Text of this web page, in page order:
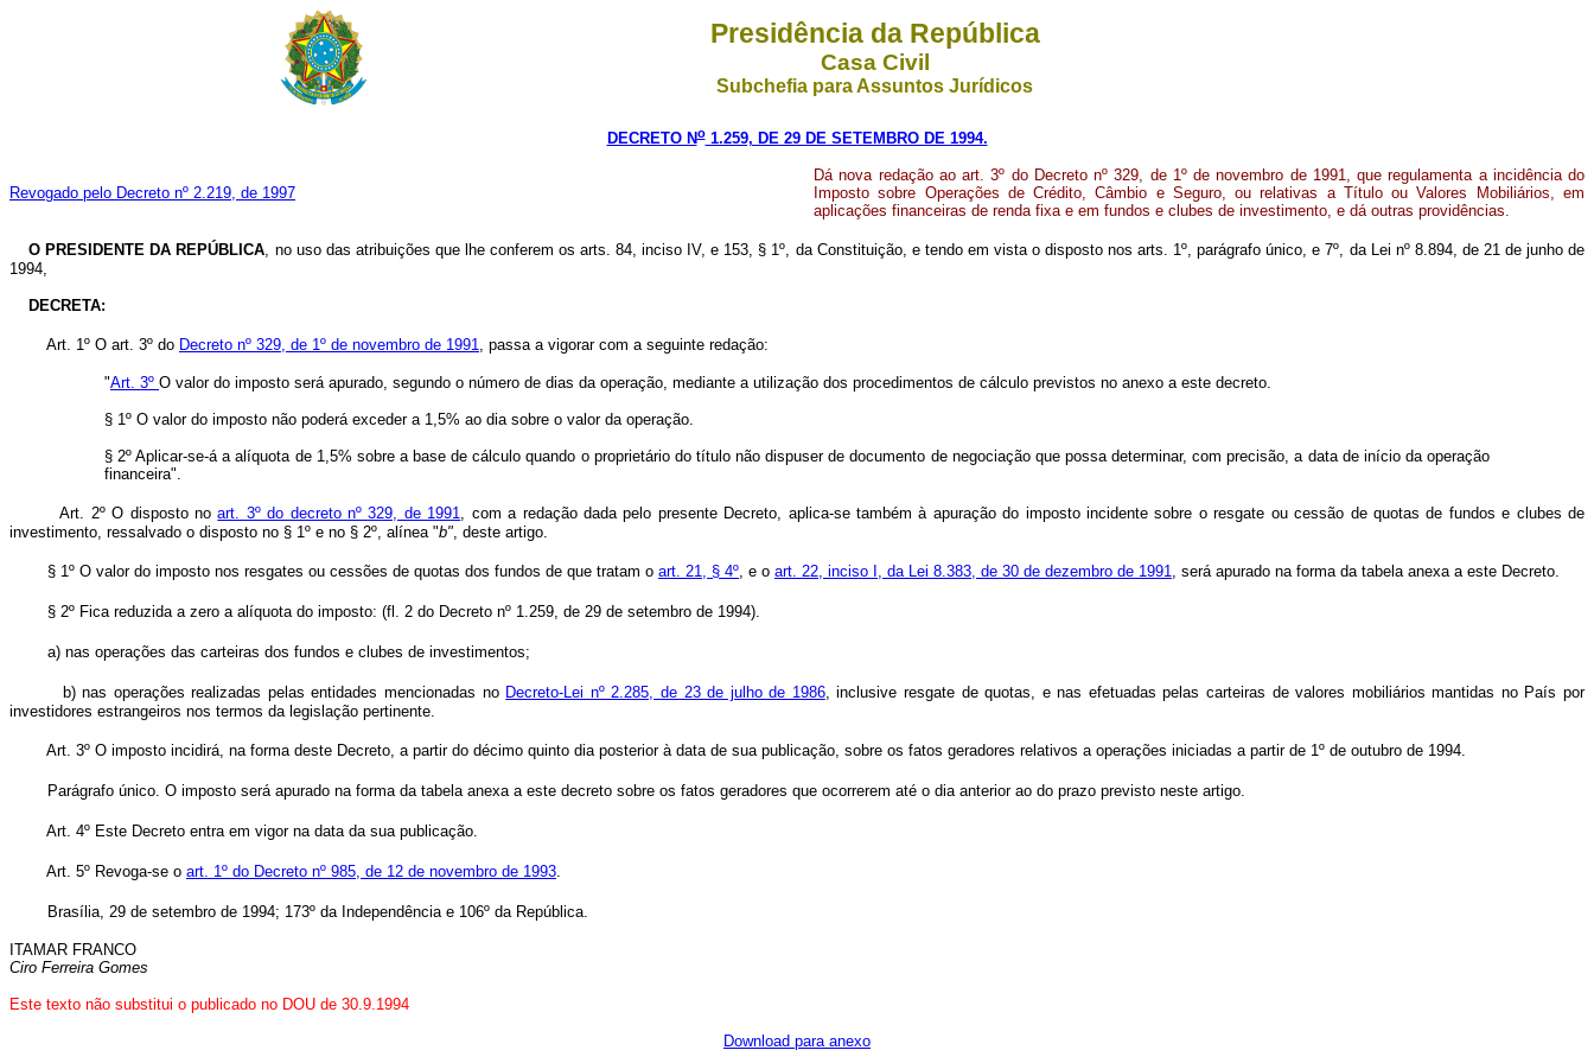
Presidência da República
Casa Civil
Subchefia para Assuntos Jurídicos
DECRETO No1.259, DE 29 DE SETEMBRO DE 1994.
Revogado pelo Decreto nº 2.219, de 1997
Dá nova redação ao art. 3º do Decreto nº 329, de 1º de novembro de 1991, que regulamenta a incidência do
Imposto sobre Operações de Crédito, Câmbio e Seguro, ou relativas a Título ou Valores Mobiliários, em
aplicações financeiras de renda fixa e em fundos e clubes de investimento, e dá outras providências.
O PRESIDENTE DA REPÚBLICA, no uso das atribuições que lhe conferem os arts. 84, inciso IV, e 153, § 1º, da Constituição, e tendo em vista o disposto nos arts. 1º, parágrafo único, e 7º, da Lei nº 8.894, de 21 de junho de
1994,
DECRETA:
Art. 1º O art. 3º do Decreto nº 329, de 1º de novembro de 1991, passa a vigorar com a seguinte redação:
"Art. 3º O valor do imposto será apurado, segundo o número de dias da operação, mediante a utilização dos procedimentos de cálculo previstos no anexo a este decreto.
§ 1º O valor do imposto não poderá exceder a 1,5% ao dia sobre o valor da operação.
§ 2º Aplicar-se-á a alíquota de 1,5% sobre a base de cálculo quando o proprietário do título não dispuser de documento de negociação que possa determinar, com precisão, a data de início da operação
financeira".
Art. 2º O disposto noart. 3º do decreto nº 329, de 1991, com a redação dada pelo presente Decreto, aplica-se também à apuração do imposto incidente sobre o resgate ou cessão de quotas de fundos e clubes de
investimento, ressalvado o disposto no § 1º e no § 2º, alínea "b", deste artigo.
§ 1º O valor do imposto nos resgates ou cessões de quotas dos fundos de que tratam o art. 21, § 4º, e o art. 22, inciso I, da Lei 8.383, de 30 de dezembro de 1991, será apurado na forma da tabela anexa a este Decreto.
§ 2º Fica reduzida a zero a alíquota do imposto: (fl. 2 do Decreto nº 1.259, de 29 de setembro de 1994).
a) nas operações das carteiras dos fundos e clubes de investimentos;
b) nas operações realizadas pelas entidades mencionadas no Decreto-Lei nº 2.285, de 23 de julho de 1986, inclusive resgate de quotas, e nas efetuadas pelas carteiras de valores mobiliários mantidas no País por
investidores estrangeiros nos termos da legislação pertinente.
Art. 3º O imposto incidirá, na forma deste Decreto, a partir do décimo quinto dia posterior à data de sua publicação, sobre os fatos geradores relativos a operações iniciadas a partir de 1º de outubro de 1994.
Parágrafo único. O imposto será apurado na forma da tabela anexa a este decreto sobre os fatos geradores que ocorrerem até o dia anterior ao do prazo previsto neste artigo.
Art. 4º Este Decreto entra em vigor na data da sua publicação.
Art. 5º Revoga-se o art. 1º do Decreto nº 985, de 12 de novembro de 1993.
Brasília, 29 de setembro de 1994; 173º da Independência e 106º da República.
ITAMAR FRANCO
Ciro Ferreira Gomes
Este texto não substitui o publicado no DOU de 30.9.1994
Download para anexo